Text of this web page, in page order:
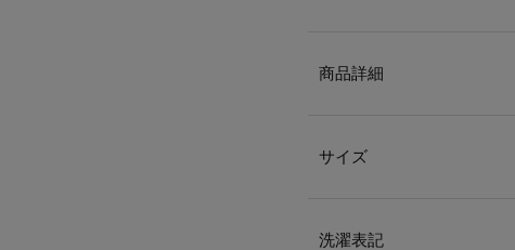
商品詳細
サイズ
洗濯表記